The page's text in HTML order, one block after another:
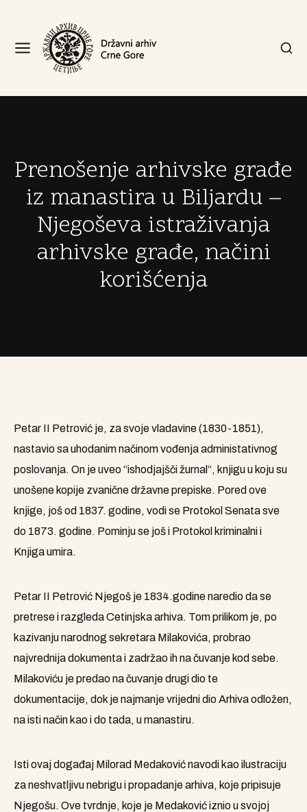
Prenošenje arhivske građe
iz manastira u Biljardu –
Njegoševa istraživanja
arhivske građe, načini
korišćenja
Petar II Petrović je, za svoje vladavine (1830-1851),
nastavio sa uhodanim načinom vođenja administativnog
poslovanja. On je uveo “ishodjajšči žurnal“, knjigu u koju su
unošene kopije zvanične državne prepiske. Pored ove
knjige, još od 1837. godine, vodi se Protokol Senata sve
do 1873. godine. Pominju se još i Protokol kriminalni i
Knjiga umira.
Petar II Petrović Njegoš je 1834.godine naredio da se
pretrese i razgleda Cetinjska arhiva. Tom prilikom je, po
kazivanju narodnog sekretara Milakovića, probrao
najvrednija dokumenta i zadržao ih na čuvanje kod sebe.
Milakoviću je predao na čuvanje drugi dio te
dokumentacije, dok je najmanje vrijedni dio Arhiva odložen,
na isti način kao i do tada, u manastiru.
Isti ovaj događaj Milorad Medaković navodi kao ilustraciju
za neshvatljivu nebrigu i propadanje arhiva, koje pripisuje
Njegošu. Ove tvrdnje, koje je Medaković iznio u svojoj